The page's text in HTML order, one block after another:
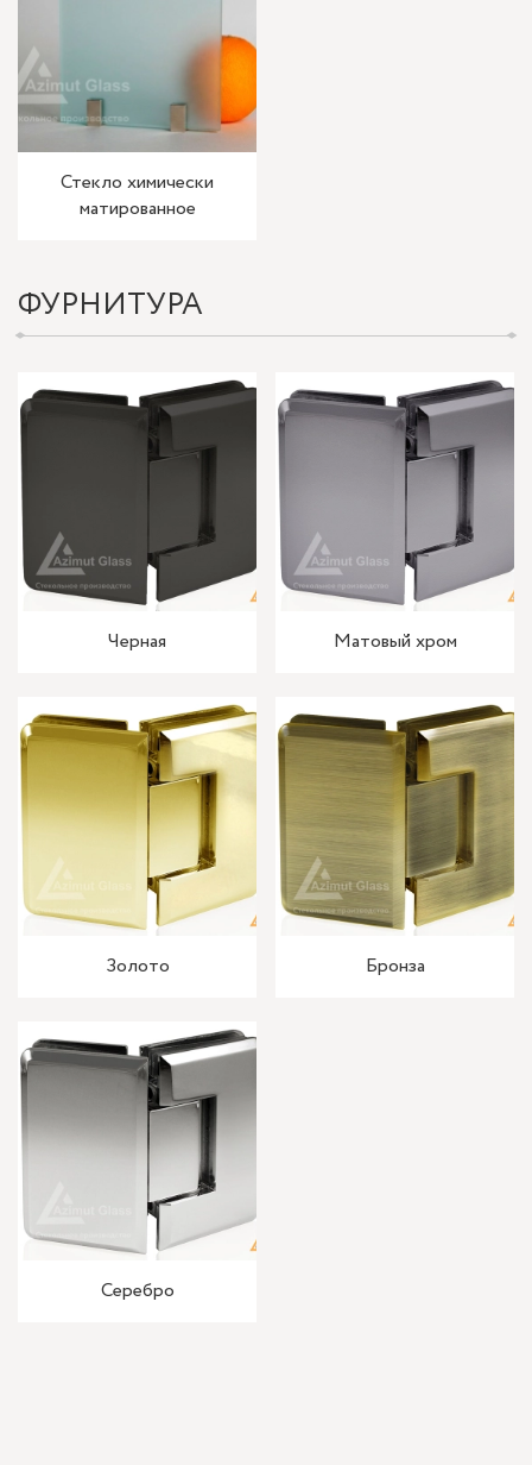
Стекло химически
матированное
ФУРНИТУРА
Черная Матовый хром
Золото Бронза
Серебро